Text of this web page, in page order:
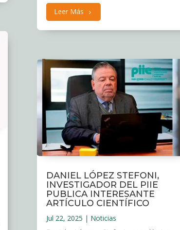
Leer Más
DANIEL LÓPEZ STEFONI,
INVESTIGADOR DEL PIIE
PUBLICA INTERESANTE
ARTÍCULO CIENTÍFICO
Jul 22, 2025 | Noticias